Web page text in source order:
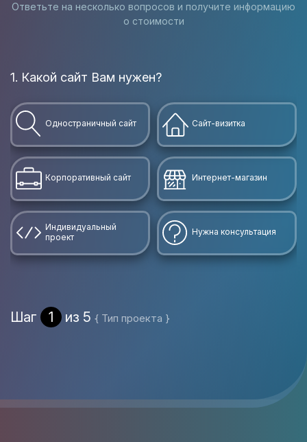
Ответьте на несколько вопросов и получите информацию
о стоимости
1. Какой сайт Вам нужен?
Одностраничный сайт Сайт-визитка
Корпоративный сайт Интернет-магазин
Индивидуальный
проект
Нужна консультация
Шаг 1 из 5 { Тип проекта }